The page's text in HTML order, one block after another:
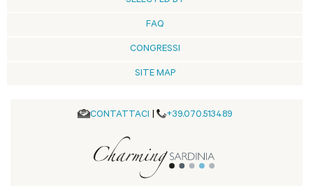
FAQ
CONGRESSI
SITE MAP
CONTATTACI | +39.070.513489